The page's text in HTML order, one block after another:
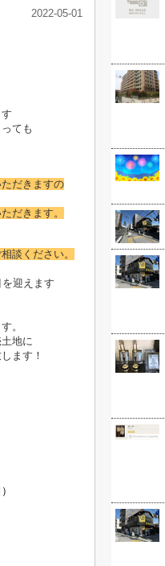
2022-05-01
ても
だきますの
だきます。
談ください。
を迎えます
。
地に
ます！